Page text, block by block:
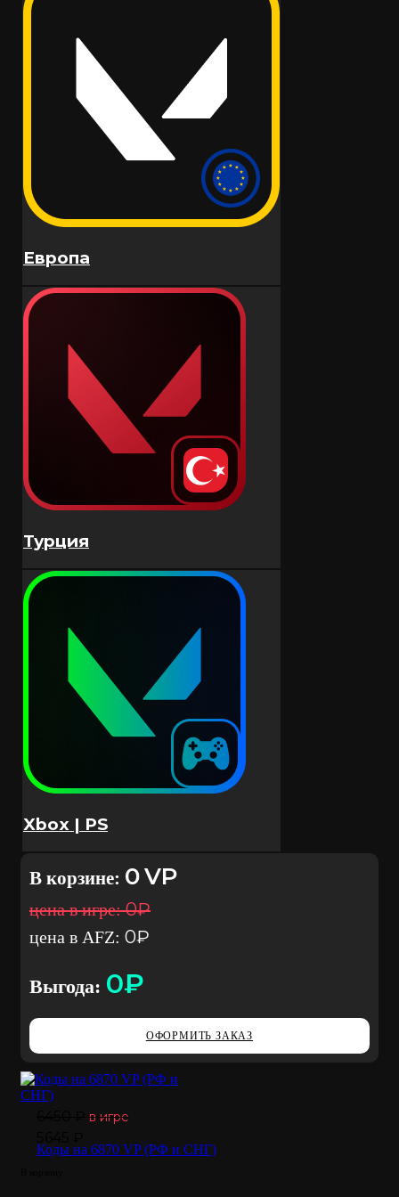
Honkai: Star Rail
Fortnite
Apex Legends
Delta Force
Arena Breakout: Infinite (PC)
FC 25
FC XBOX
FC PC-EA App
League of Legends
Пабджи Моб
Пополнение по UID
Коды
Arena Breakout (Mobile)
Mobile Legends: Bang Bang
MLBB Россия
MLBB Глобал
Roblox
Honor of Kings
Pubg New state
Blood Strike
Discord Nitro
Xbox
XBOX Глобал
Европа
Турция
Xbox | PS
В корзине: 0VP
цена в игре:0₽
цена в AFZ: 0₽
Выгода: 0₽
ОФОРМИТЬ ЗАКАЗ
в игре
Коды на 6870 VP (РФ и СНГ)